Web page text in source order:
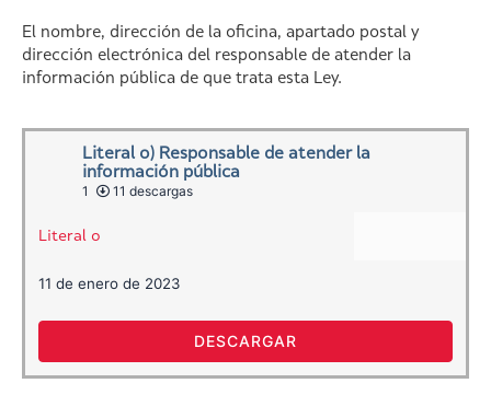
El nombre, dirección de la oficina, apartado postal y
dirección electrónica del responsable de atender la
información pública de que trata esta Ley.
Literal o) Responsable de atender la
información pública
1
11 descargas
Literal o
11 de enero de 2023
DESCARGAR